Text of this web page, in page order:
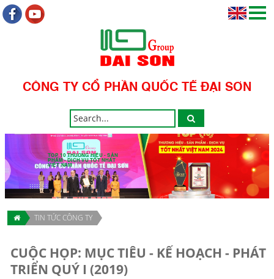
CÔNG TY CỔ PHẦN QUỐC TẾ ĐẠI SƠN
TOP 10 THƯƠNG HIỆU - SẢN
PHẨM - DỊCH VỤ TỐT NHẤT
VIỆT NAM
TIN TỨC CÔNG TY
CUỘC HỌP: MỤC TIÊU - KẾ HOẠCH - PHÁT
TRIỂN QUÝ I (2019)